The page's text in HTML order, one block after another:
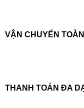
VẬN CHUYỂN
THANH TOÁN ĐA